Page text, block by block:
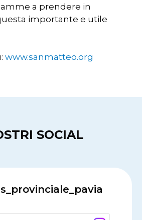
a prendere in
importante e utile
www.sanmatteo.org
SOCIAL